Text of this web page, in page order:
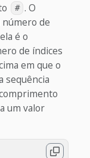
# . O
de
é o
de índices
em que o
sequência
um valor